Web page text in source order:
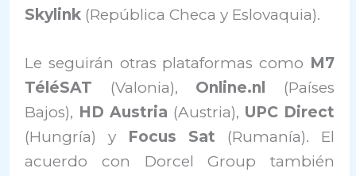
Skylink (República Checa y Eslovaquia).
Le seguirán otras plataformas como M7
TéléSAT (Valonia), Online.nl
(Países
Bajos), HD Austria (Austria), UPC Direct
(Hungría) y Focus Sat (Rumanía). El
acuerdo con Dorcel Group también